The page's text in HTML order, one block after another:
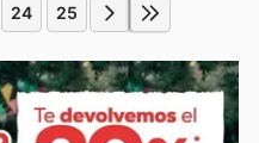
24 25